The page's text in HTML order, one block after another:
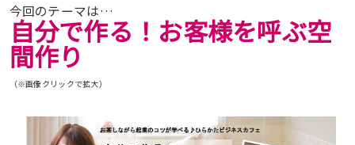
今回のテーマは…
自分で作る！お客様を呼ぶ空
間作り
（※画像クリックで拡大）